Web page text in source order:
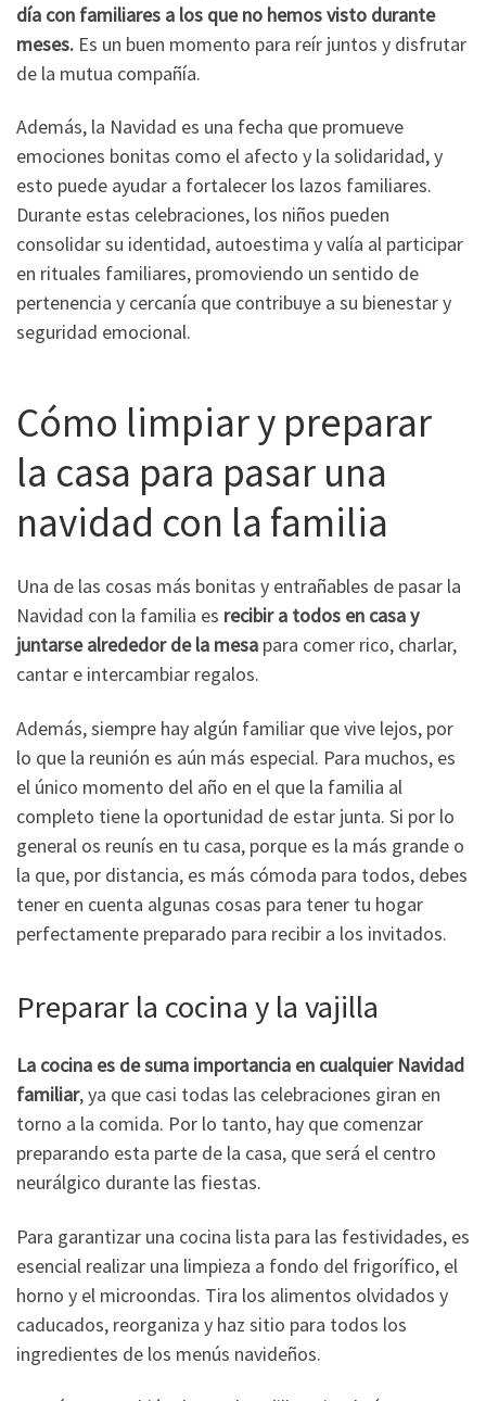
día con familiares a los que no hemos visto durante
meses. Es un buen momento para reír juntos y disfrutar
de la mutua compañía.
Además, la Navidad es una fecha que promueve
emociones bonitas como el afecto y la solidaridad, y
esto puede ayudar a fortalecer los lazos familiares.
Durante estas celebraciones, los niños pueden
consolidar su identidad, autoestima y valía al participar
en rituales familiares, promoviendo un sentido de
pertenencia y cercanía que contribuye a su bienestar y
seguridad emocional.
Cómo limpiar y preparar
la casa para pasar una
navidad con la familia
Una de las cosas más bonitas y entrañables de pasar la
Navidad con la familia es recibir a todos en casa y
juntarse alrededor de la mesa para comer rico, charlar,
cantar e intercambiar regalos.
Además, siempre hay algún familiar que vive lejos, por
lo que la reunión es aún más especial. Para muchos, es
el único momento del año en el que la familia al
completo tiene la oportunidad de estar junta. Si por lo
general os reunís en tu casa, porque es la más grande o
la que, por distancia, es más cómoda para todos, debes
tener en cuenta algunas cosas para tener tu hogar
perfectamente preparado para recibir a los invitados.
Preparar la cocina y la vajilla
La cocina es de suma importancia en cualquier Navidad
familiar, ya que casi todas las celebraciones giran en
torno a la comida. Por lo tanto, hay que comenzar
preparando esta parte de la casa, que será el centro
neurálgico durante las fiestas.
Para garantizar una cocina lista para las festividades, es
esencial realizar una limpieza a fondo del frigorífico, el
horno y el microondas. Tira los alimentos olvidados y
caducados, reorganiza y haz sitio para todos los
ingredientes de los menús navideños.